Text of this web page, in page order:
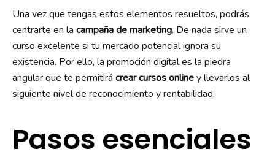
Una vez que tengas estos elementos resueltos, podrás
centrarte en la campaña de marketing. De nada sirve un
curso excelente si tu mercado potencial ignora su
existencia. Por ello, la promoción digital es la piedra
angular que te permitirá crear cursos onliney llevarlos al
siguiente nivel de reconocimiento y rentabilidad.
Pasos esenciales